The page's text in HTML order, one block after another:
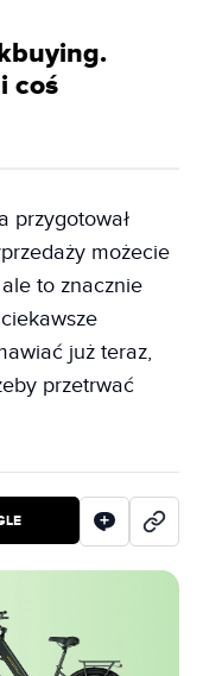
coś
przygotował
możecie
to znacznie
już teraz,
przetrwać